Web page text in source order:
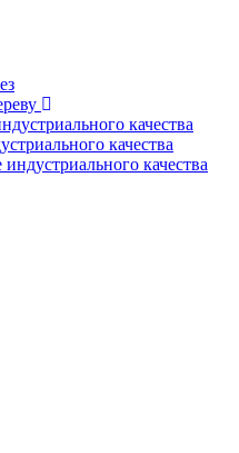
качества
качества
качества